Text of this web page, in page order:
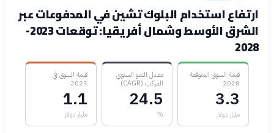
ارتفاع استخدام البلوك تشين في المدفوعات عبر
الشرق الأوسط وشمال أفريقيا: توقعات 2023-
2028
قيمة السوق المتوقعة
2028
3.3
مليار دولار
معدل النمو السنوي
المركب (CAGR)
24.5
%
قيمة السوق في
2023
1.1
مليار دولار